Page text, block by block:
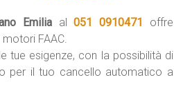
Emiliaal051 0910471
offre
FAAC.
tue esigenze, con la possibilità di
per il tuo cancello automatico a